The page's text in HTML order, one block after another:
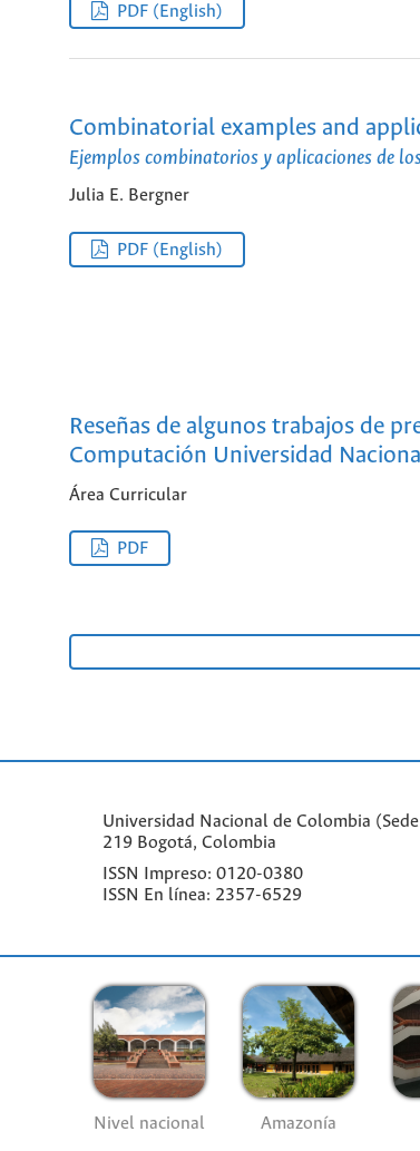
PDF (English)
Combinatorial examples and
Ejemplos combinatorios y aplicaciones de
Julia E. Bergner
PDF (English)
Reseñas de algunos trabajos de
Computación Universidad
Área Curricular
PDF
Universidad Nacional de Colombia
219 Bogotá, Colombia
ISSN Impreso: 0120-0380
ISSN En línea: 2357-6529
Nivel nacional Amazonía